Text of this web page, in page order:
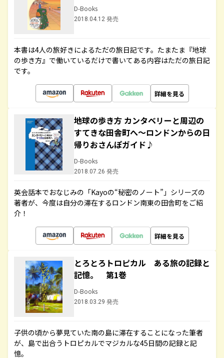
D-Books
2018.04.12 発売
本書は4人の旅好きによるただの旅日記です。たまたま『地球
の歩き方』で働いているだけで書いてある内容はただの旅日記
です。
詳細を見る
地球の歩き方 カンタベリーと周辺の
すてきな田舎町へ～ロンドンからの日
帰りおさんぽガイド♪
D-Books
2018.07.26 発売
英会話本でおなじみの「Kayoの“秘密のノート”」シリーズの
著者が、今度は自分の滞在するロンドン南東の田舎町をご紹
介！
詳細を見る
とろとろトロピカル ある旅の記録と
記憶。 第1巻
D-Books
2018.03.29 発売
子供の頃から夢見ていた南の島に滞在することになった筆者
が、島で出合うトロピカルでマジカルな45日間の記録と記
憶。